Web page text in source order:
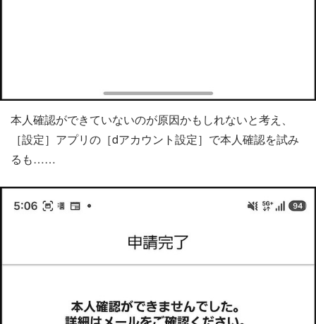
本人確認ができていないのが原因かもしれないと考え、
［設定］アプリの［dアカウント設定］で本人確認を試み
るも……